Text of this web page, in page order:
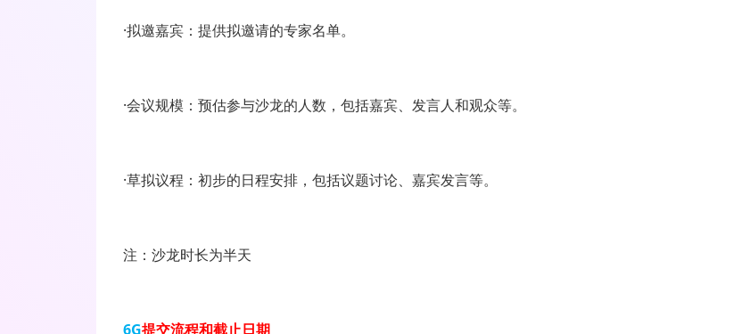
·拟邀嘉宾：提供拟邀请的专家名单。
·会议规模：预估参与沙龙的人数，包括嘉宾、发言人和观众等。
·草拟议程：初步的日程安排，包括议题讨论、嘉宾发言等。
注：沙龙时长为半天
6G提交流程和截止日期